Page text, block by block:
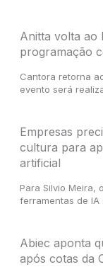
Anitta volta ao
programação
Cantora retorna
evento será
Empresas
cultura para
artificial
Para Silvio Meira,
ferramentas de
Abiec aponta
após cotas da